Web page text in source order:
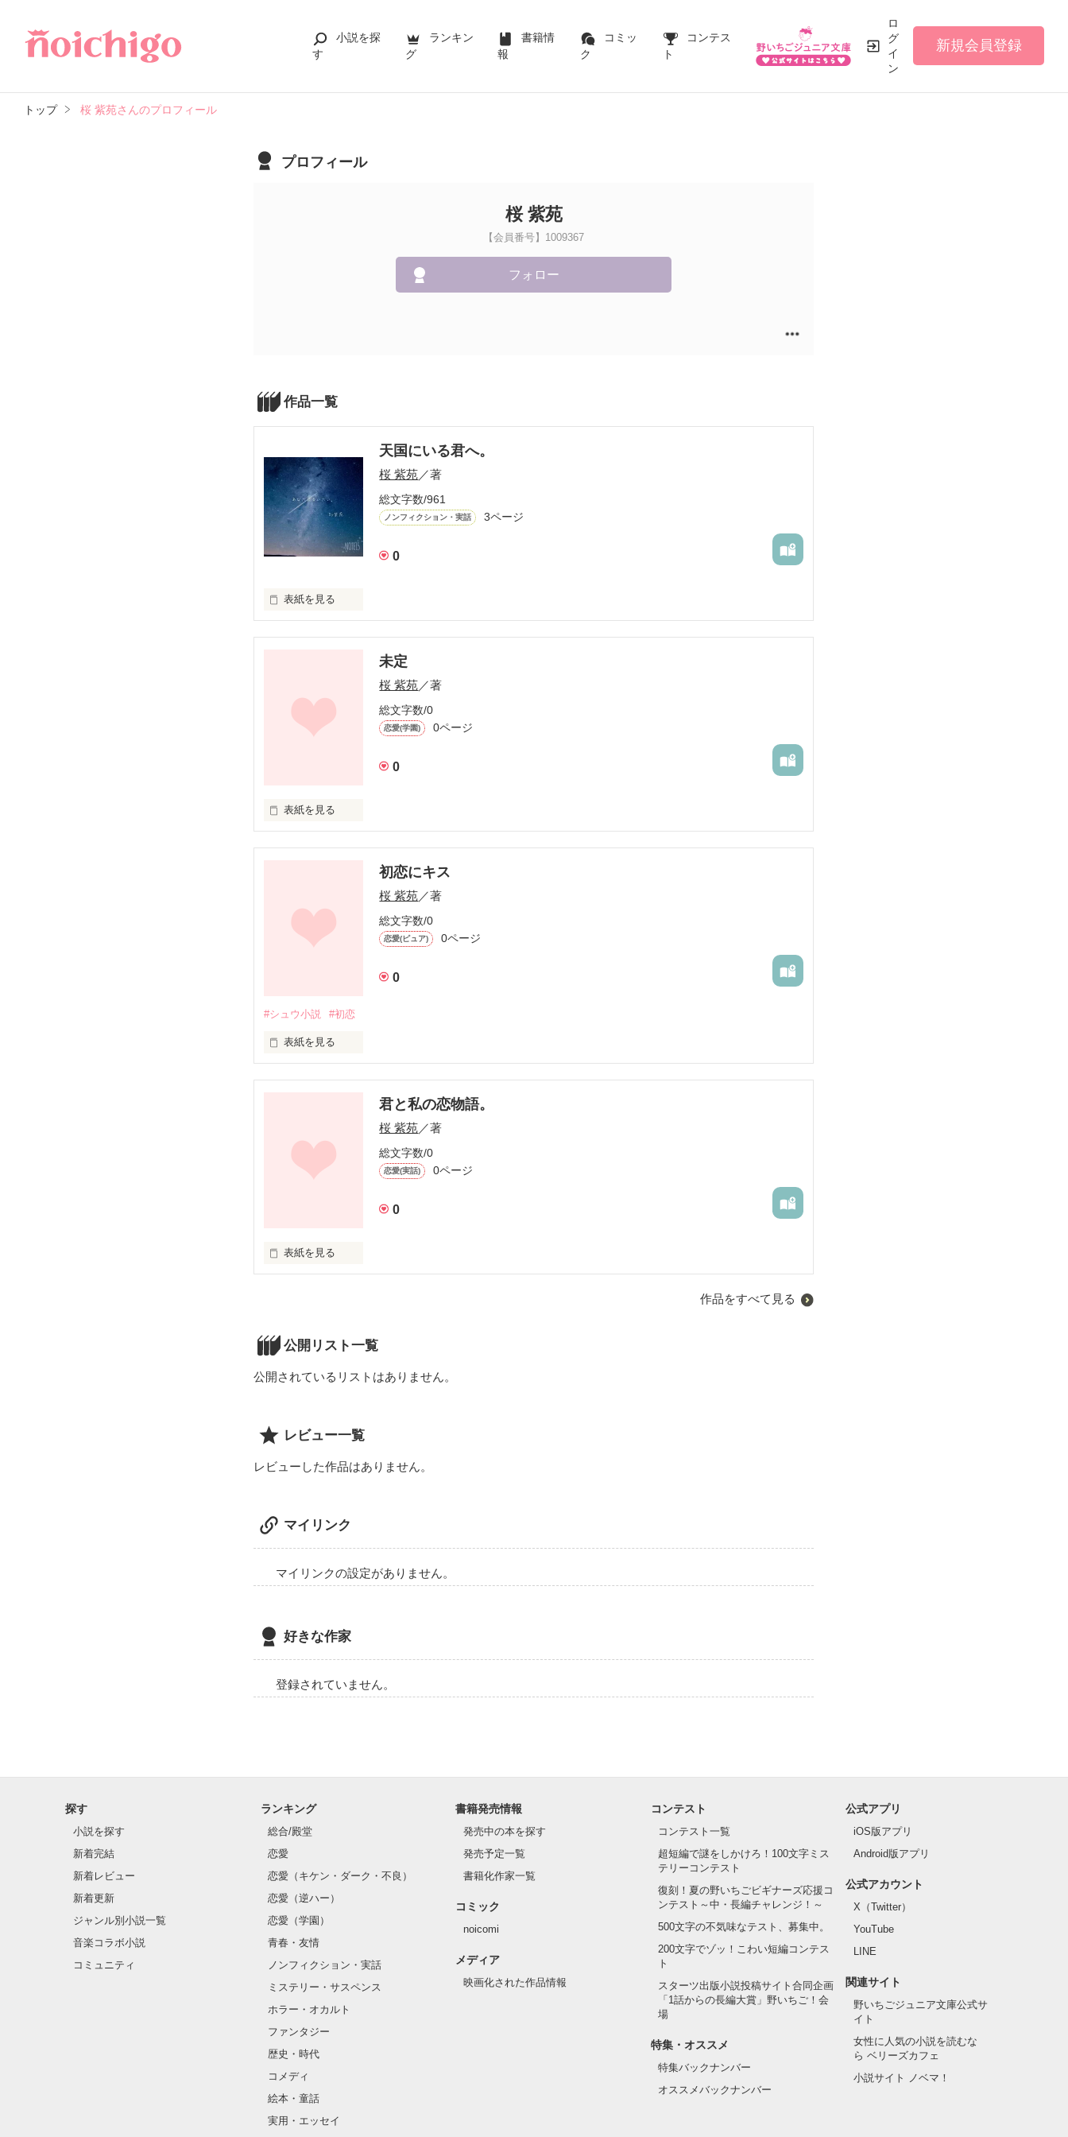
小説を探
す
ランキン
グ
書籍情
報
コミッ
ク
コンテス
ト
ロ
グ
イ
ン
新規会員登録
トップ 桜 紫苑さんのプロフィール
プロフィール
桜 紫苑
【会員番号】1009367
フォロー
作品一覧
天国にいる君へ。
桜 紫苑／著
総文字数/961
ノンフィクション・実話 3ページ
0
表紙を見る
未定
桜 紫苑／著
総文字数/0
恋愛(学園) 0ページ
0
表紙を見る
初恋にキス
桜 紫苑／著
総文字数/0
恋愛(ピュア) 0ページ
0
#シュウ小説 #初恋
表紙を見る
君が教えてくれた、たくさんのことを
忘れずに、私は今日も、この世界を
さよなら。大好きだった人。
君と私の恋物語。
桜 紫苑／著
総文字数/0
恋愛(実話) 0ページ
0
表紙を見る
作品をすべて見る
公開リスト一覧
公開されているリストはありません。
レビュー一覧
レビューした作品はありません。
マイリンク
マイリンクの設定がありません。
好きな作家
登録されていません。
探す
小説を探す
新着完結
新着レビュー
新着更新
ジャンル別小説一覧
音楽コラボ小説
コミュニティ
ランキング
総合/殿堂
恋愛
恋愛（キケン・ダーク・不良）
恋愛（逆ハー）
恋愛（学園）
青春・友情
ノンフィクション・実話
ミステリー・サスペンス
ホラー・オカルト
ファンタジー
歴史・時代
コメディ
絵本・童話
実用・エッセイ
書籍発売情報
発売中の本を探す
発売予定一覧
書籍化作家一覧
コミック
noicomi
メディア
映画化された作品情報
コンテスト
コンテスト一覧
超短編で謎をしかけろ！100文字ミス
テリーコンテスト
復刻！夏の野いちごビギナーズ応援コ
ンテスト～中・長編チャレンジ！～
500文字の不気味なテスト、募集中。
200文字でゾッ！こわい短編コンテス
ト
スターツ出版小説投稿サイト合同企画
「1話からの長編大賞」野いちご！会
場
特集・オススメ
特集バックナンバー
オススメバックナンバー
公式アプリ
iOS版アプリ
Android版アプリ
公式アカウント
X（Twitter）
YouTube
LINE
関連サイト
野いちごジュニア文庫公式サ
イト
女性に人気の小説を読むな
ら ベリーズカフェ
小説サイト ノベマ！